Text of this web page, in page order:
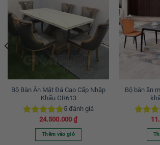
Bộ Bàn Ăn Mặt Đá Cao Cấp Nhập
Khẩu GR613
Được xếp
hạng5.00
5 đánh giá
24.500.000 ₫
Thêm vào giỏ
Bộ bàn ăn
Được
hạng